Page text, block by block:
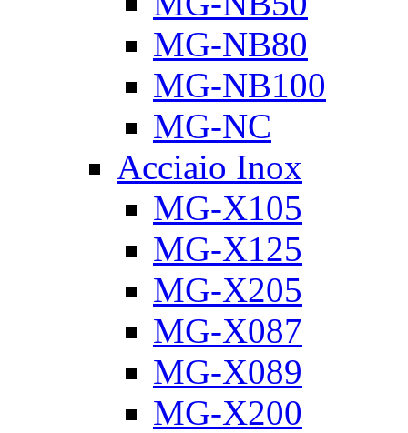
MG-NB80
MG-NB100
MG-NC
Acciaio Inox
MG-X105
MG-X125
MG-X205
MG-X087
MG-X089
MG-X200